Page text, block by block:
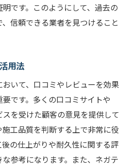
です。このようにして、過去の
信頼できる業者を見つけること
用法
いて、口コミやレビューを効果
です。多くの口コミサイトや
を受けた顧客の意見を提供して
工品質を判断する上で非常に役
の仕上がりや耐久性に関する評
参考になります。また、ネガテ